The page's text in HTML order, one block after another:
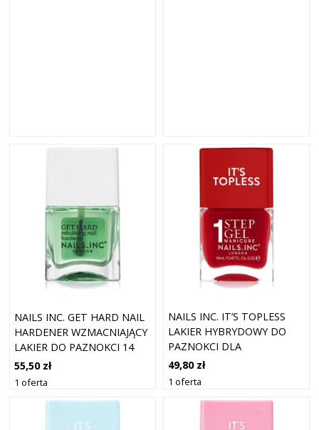
NAILS INC. GET HARD NAIL
HARDENER WZMACNIAJĄCY
LAKIER DO PAZNOKCI 14
ML
55,50 zł
1 oferta
NAILS INC. IT’S TOPLESS
LAKIER HYBRYDOWY DO
PAZNOKCI DLA
DŁUGOTRWAŁEGO EFEKTU
ODCIEŃ KENDALL 14 ML
49,80 zł
1 oferta